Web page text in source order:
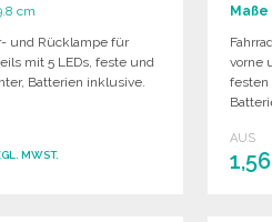
cm
und Rücklampe für
mit 5 LEDs, feste und
Batterien inklusive.
MWST.
Maße
vorne
festen
AUS